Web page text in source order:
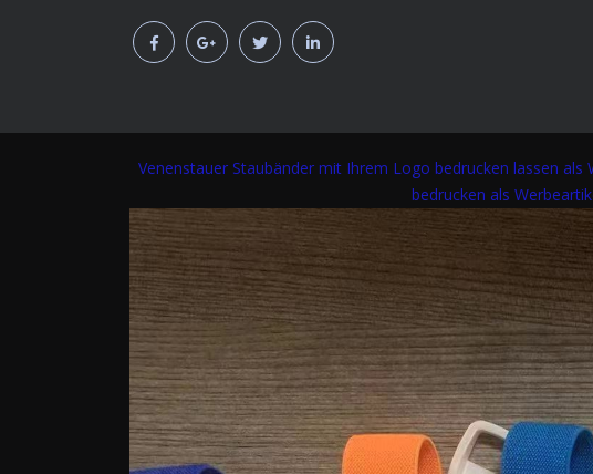
Venenstauer Staubänder mit Ihrem Logo bedrucken lassen als
bedrucken als